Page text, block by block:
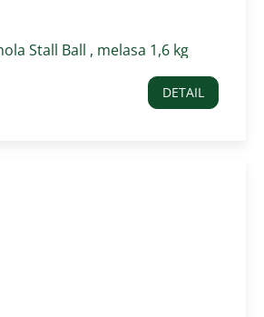
Stall Ball , melasa 1,6 kg
DETAIL